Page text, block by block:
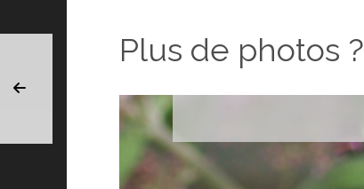
Plus de photos ?